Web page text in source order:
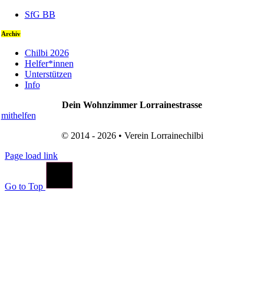
SfG BB
Archiv
Chilbi 2026
Helfer*innen
Unterstützen
Info
Dein Wohnzimmer Lorrainestrasse
mithelfen
© 2014 - 2026 • Verein Lorrainechilbi
Page load link
Go to Top